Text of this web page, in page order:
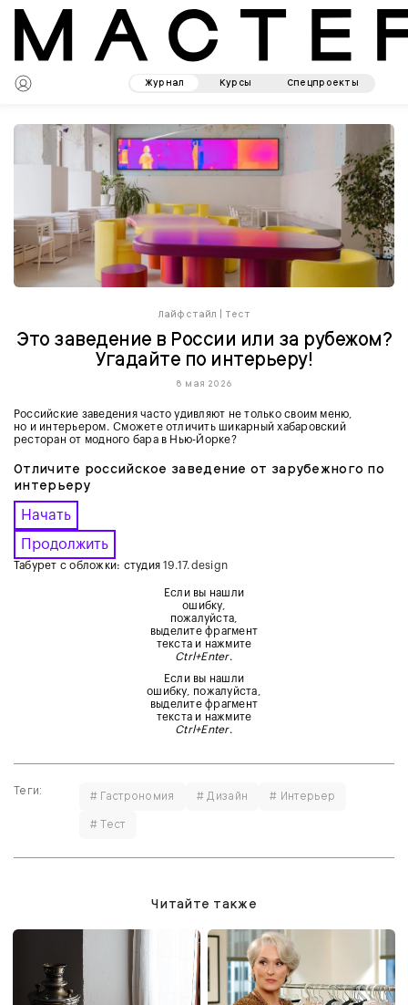
Журнал Курсы Спецпроекты
Лайфстайл Тест
Это заведение в России или за рубежом?
Угадайте по интерьеру!
8 мая 2026
Российские заведения часто удивляют не только своим меню,
но и интерьером. Сможете отличить шикарный хабаровский
ресторан от модного бара в Нью-Йорке?
Отличите российское заведение от зарубежного по
интерьеру
Начать
Продолжить
Табурет с обложки: студия19.17.design
Если вы нашли
ошибку,
пожалуйста,
выделите фрагмент
текста и нажмите
Ctrl+Enter.
Если вы нашли
ошибку, пожалуйста,
выделите фрагмент
текста и нажмите
Ctrl+Enter.
Теги: # Гастрономия # Дизайн
# Интерьер
# Тест
Читайте также